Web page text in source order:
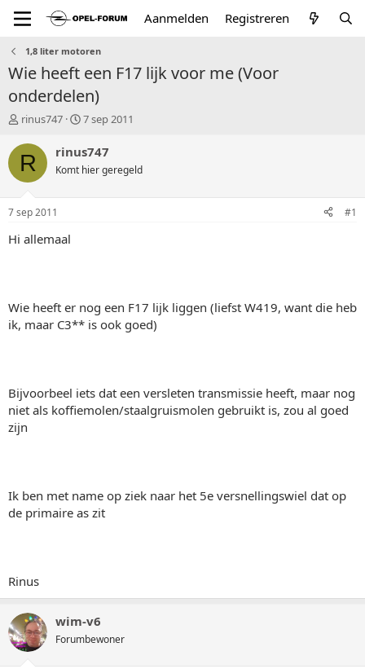
Aanmelden Registreren
1,8 liter motoren
Wie heeft een F17 lijk voor me (Voor
onderdelen)
T
p
a
rinus747
S
a
r
t
7 sep 2011
R rinus747
Komt hier geregeld
7 sep 2011 #1
Hi allemaal
Wie heeft er nog een F17 lijk liggen (liefst W419, want die heb
ik, maar C3** is ook goed)
Bijvoorbeel iets dat een versleten transmissie heeft, maar nog
niet als koffiemolen/staalgruismolen gebruikt is, zou al goed
zijn
Ik ben met name op ziek naar het 5e versnellingswiel dat op
de primaire as zit
Rinus
wim-v6
Forumbewoner